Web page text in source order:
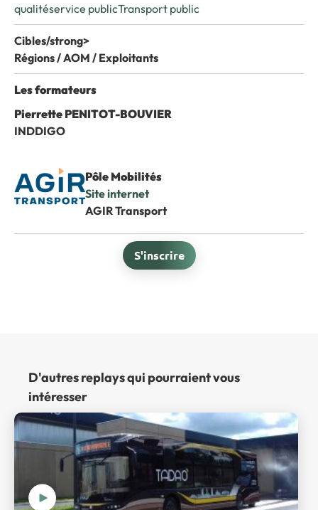
qualitéservice publicTransport public
Cibles/strong>
Régions / AOM / Exploitants
Les formateurs
Pierrette PENITOT-BOUVIER
INDDIGO
Pôle Mobilités
Site internet
AGIR Transport
S'inscrire
D'autres replays qui pourraient vous
intéresser